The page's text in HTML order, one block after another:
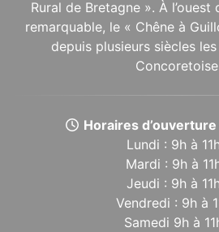
Rural de Bretagne ». À
remarquable, le « Chêne à
depuis plusieurs siècles
Horaires
Lundi : 9h à
Mardi : 9h à
Jeudi : 9h à
Vendredi : 9h à
Samedi 9h à